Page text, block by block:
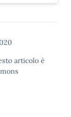
articolo è